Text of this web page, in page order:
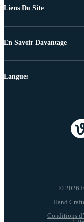
Liens Du Site
En Savoir Davantage
© 2026
Conditions
Langues